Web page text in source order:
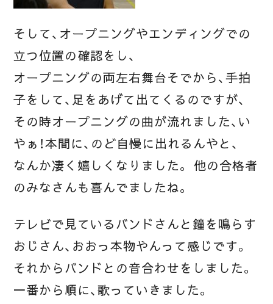
そして、オープニングやエンディングでの
立つ位置の確認をし、
オープニングの両左右舞台そでから、手拍
子をして、足をあげて出てくるのですが、
その時オープニングの曲が流れました、い
やぁ！本間に、のど自慢に出れるんやと、
なんか凄く嬉しくなりました。 他の合格者
のみなさんも喜んでましたね。
テレビで見ているバンドさんと鐘を鳴らす
おじさん、おおっ本物やんって感じです。
それからバンドとの音合わせをしました。
一番から順に、歌っていきました。